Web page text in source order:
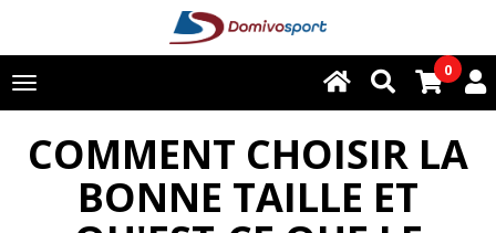
Toggle
navigation
0
COMMENT CHOISIR LA
BONNE TAILLE ET